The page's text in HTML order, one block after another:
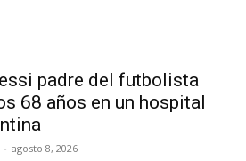
padre del futbolista
68 años en un hospital
- agosto 8, 2026